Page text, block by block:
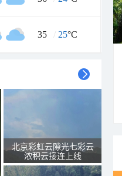
35 / 25°C
北京彩虹云隙光七彩云
浓积云接连上线